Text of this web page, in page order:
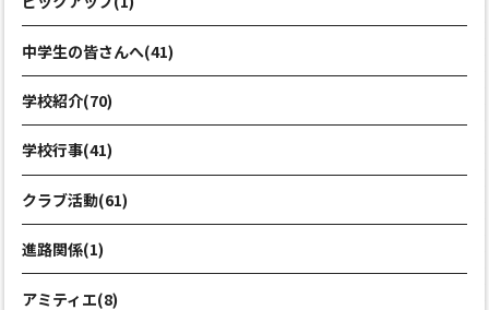
中学生の皆さんへ(41)
学校紹介(70)
学校行事(41)
クラブ活動(61)
進路関係(1)
アミティエ(8)